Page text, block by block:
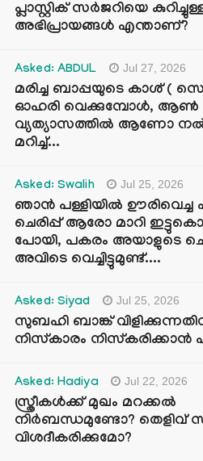
പ്ലാസ്റ്റിക് സർജറിയെ
അഭിപ്രായങ്ങൾ എന്താണ്?
Asked: ABDUL Jul 27, 2026
മരിച്ച ബാപ്പയുടെ കാശ് (
ഓഹരി വെക്കുമ്പോൾ,
വ്യത്യാസത്തില്‍ ആണോ
മറിച്ച്...
Asked: Swalih Jul 25, 2026
ഞാൻ പള്ളിയിൽ ഊരിവെച്ച
ചെരിപ്പ് ആരോ മാറി
പോയി, പകരം അയാളുടെ
അവിടെ വെച്ചിട്ടുമുണ്ട്....
Asked: Siyad Jul 25, 2026
സുബഹി ബാങ്ക്
നിസ്കാരം നിസ്കരിക്കാൻ
Asked: Hadiya Jul 22, 2026
സ്ത്രീകൾക്ക് മുഖം മറക്കൽ
നിർബന്ധമുണ്ടോ? തെളിവ്
വിശദീകരിക്കുമോ?